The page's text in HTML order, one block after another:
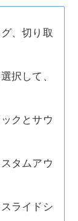
、切り取
して、
クとサウ
タムアウ
ライドシ